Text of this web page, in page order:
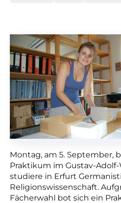
Montag, am 5. September,
Praktikum im Gustav-
studiere in Erfurt
Religionswissenschaft.
Fächerwahl bot sich ein